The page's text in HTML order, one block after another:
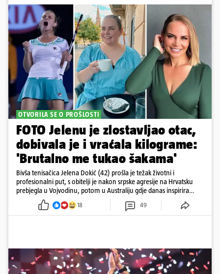
OTVORILA SE O PROŠLOSTI
FOTO Jelenu je zlostavljao otac,
dobivala je i vraćala kilograme:
'Brutalno me tukao šakama'
Bivša tenisačica Jelena Dokić (42) prošla je težak životni i
profesionalni put, s obitelji je nakon srpske agresije na Hrvatsku
prebjegla u Vojvodinu, potom u Australiju gdje danas inspirira
18 49